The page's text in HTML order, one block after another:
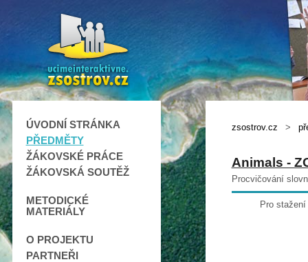
ÚVODNÍ STRÁNKA
PŘEDMĚTY
ŽÁKOVSKÉ PRÁCE
ŽÁKOVSKÁ SOUTĚŽ
METODICKÉ
MATERIÁLY
O PROJEKTU
PARTNEŘI
zsostrov.cz >
Animals -
Procvičování
Pro